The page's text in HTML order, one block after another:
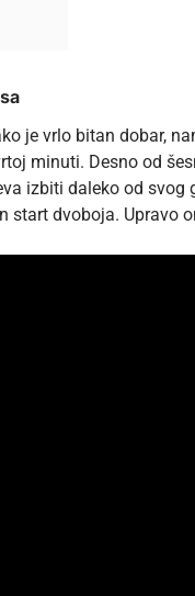
je vrlo bitan dobar,
minuti. Desno od
izbiti daleko od svog
start dvoboja. Upravo